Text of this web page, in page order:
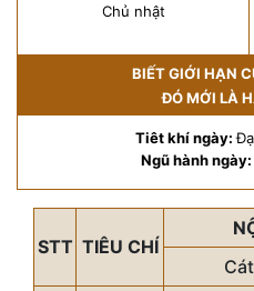
Chủ nhật
BIẾT GIỚI HẠN
ĐÓ MỚI LÀ
Tiêt khí ngày:
Ngũ hành ngày:
STT TIÊU CHÍ
Cát